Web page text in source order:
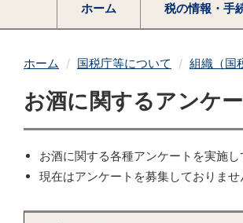
ホーム 税の情報・手
ホーム 国税庁等について 組織（国
お酒に関するアンケ
お酒に関する各種アンケートを実施
現在はアンケートを募集しておりませ